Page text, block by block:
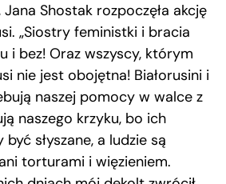
Shostak rozpoczęła akcję
„Siostry feministki i bracia
i bez! Oraz wszyscy, którym
nie jest obojętna! Białorusini i
naszej pomocy w walce z
naszego krzyku, bo ich
słyszane, a ludzie są
torturami i więzieniem.